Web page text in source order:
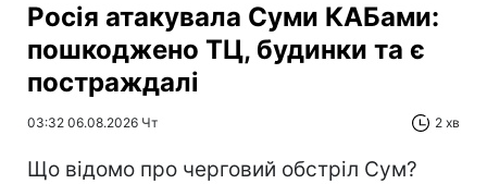
Росія атакувала Суми КАБами:
пошкоджено ТЦ, будинки та є
постраждалі
03:32 06.08.2026 Чт 2 хв
Що відомо про черговий обстріл Сум?